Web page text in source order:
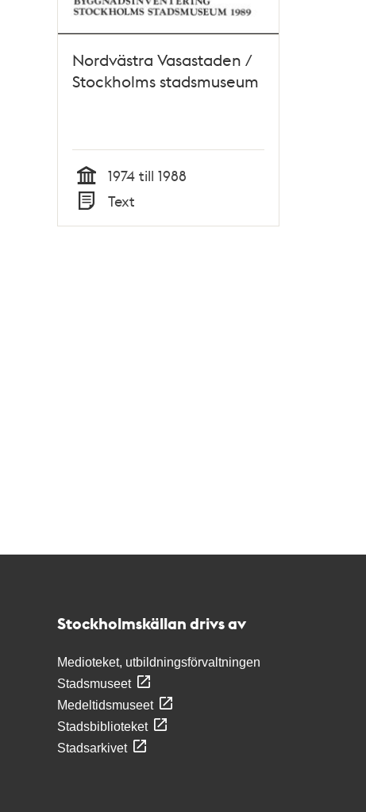
Nordvästra Vasastaden /
Stockholms stadsmuseum
Tid
1974 till 1988
Typ
Text
Stockholmskällan drivs av
Medioteket, utbildningsförvaltningen
Stadsmuseet
Medeltidsmuseet
Stadsbiblioteket
Stadsarkivet